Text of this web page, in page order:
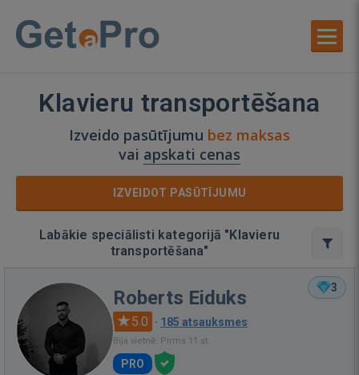
Klavieru transportēšana
Izveido pasūtījumu bez maksas
vai apskati cenas
IZVEIDOT PASŪTĪJUMU
Labākie speciālisti kategorijā "Klavieru
transportēšana"
3
Roberts Eiduks
5.0 · 185 atsauksmes
Bija vietnē: Pirms 11 st.
PRO